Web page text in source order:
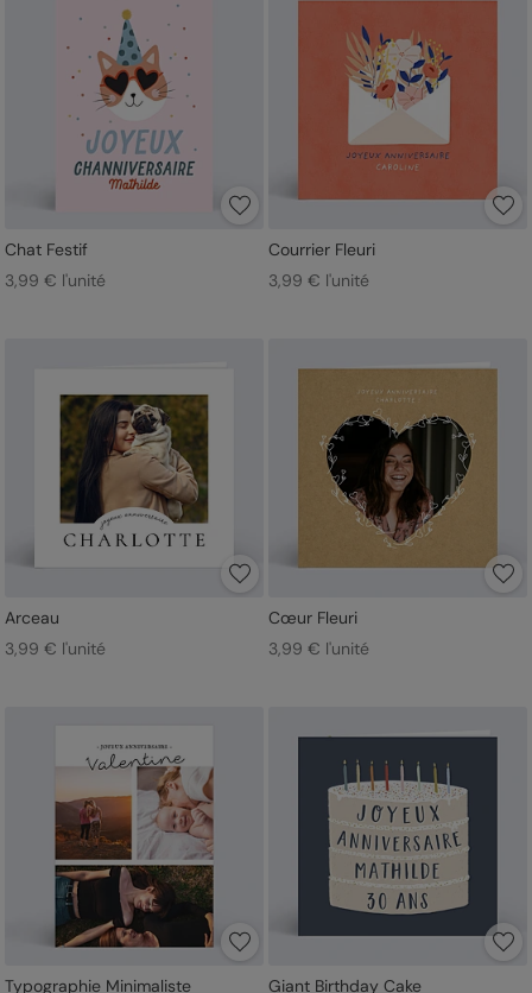
Chat Festif
3,99 € l'unité
Courrier Fleuri
3,99 € l'unité
Arceau
3,99 € l'unité
Cœur Fleuri
3,99 € l'unité
Typographie Minimaliste Giant Birthday Cake